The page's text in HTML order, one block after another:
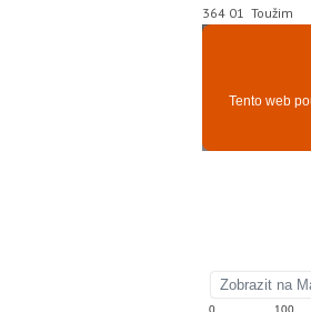
364 01 Toužim